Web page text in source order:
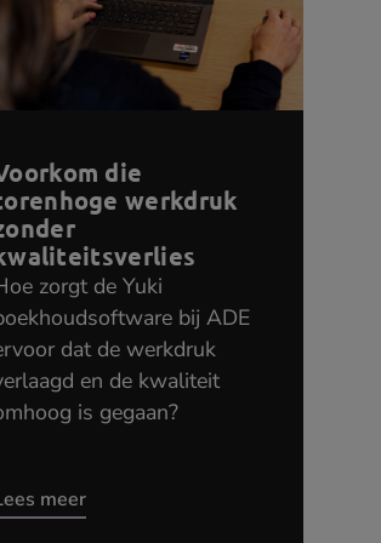
die
werkdruk
zorgt de Yuki
bij ADE
dat de werkdruk
en de kwaliteit
is gegaan?
meer